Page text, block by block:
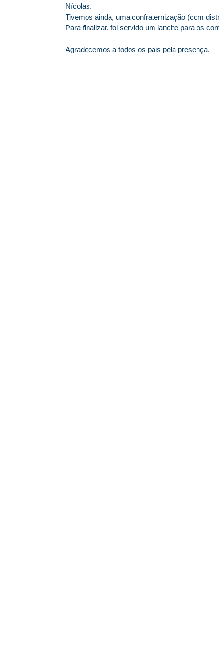
Nícolas.
Tivemos ainda, uma confraternização (com
Para finalizar, foi servido um lanche para os
Agradecemos a todos os pais pela presença.